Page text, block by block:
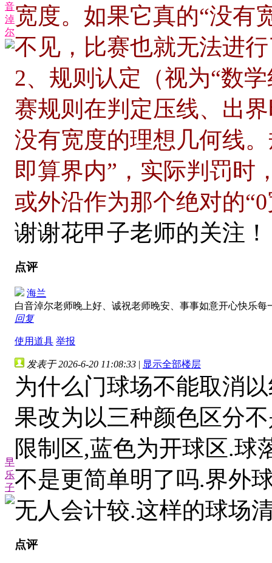
音
淖
尔
宽度。如果它真的“没有
不见，比赛也就无法进
2、规则认定（视为“数
赛规则在判定压线、出
没有宽度的理想几何线
即算界内”，实际判罚时
或外沿作为那个绝对的
谢谢花甲子老师的关注！
点评
海兰
白音淖尔老师晚上好、诚祝老师晚安、事事如意开心快乐
回复
使用道具 举报
早
乐
子
发表于 2026-6-20 11:08:33 | 显示全部楼层
为什么门球场不能取消
果改为以三种颜色区分
限制区,蓝色为开球区.球
不是更简单明了吗.界外
无人会计较.这样的球场
点评